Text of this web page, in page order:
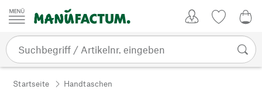
Zum Inhalt springen
Startseite Handtaschen